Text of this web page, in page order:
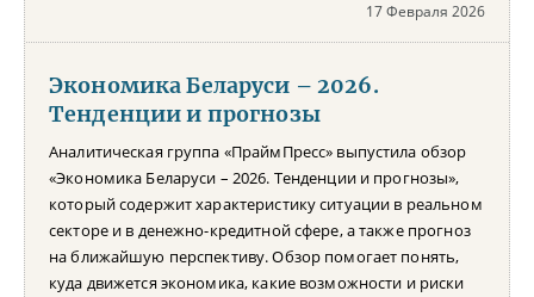
17 Февраля 2026
Экономика Беларуси – 2026.
Тенденции и прогнозы
Аналитическая группа «ПраймПресс» выпустила обзор
«Экономика Беларуси – 2026. Тенденции и прогнозы»,
который содержит характеристику ситуации в реальном
секторе и в денежно-кредитной сфере, а также прогноз
на ближайшую перспективу. Обзор помогает понять,
куда движется экономика, какие возможности и риски